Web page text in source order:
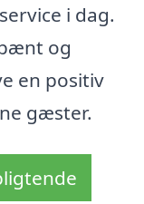
i dag.
og
en positiv
gæster.